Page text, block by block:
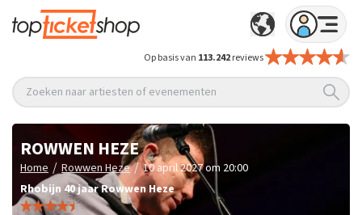
Op basis van 113.242reviews
Zoeken naar artiesten of evenementen
ROWWEN HEZE
Home / Rowwen Heze / 10 april 2027 om 20:00
Rhobijn 40 jaar Rowwen Heze